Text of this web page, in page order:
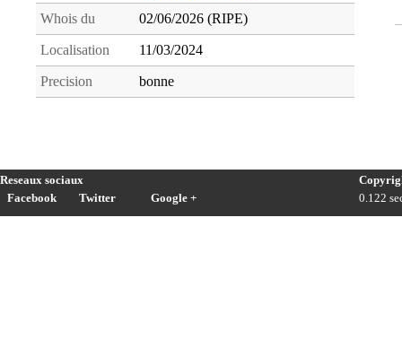
Whois du 02/06/2026 (RIPE)
Localisation 11/03/2024
Precision bonne
Reseaux sociaux
Facebook
Twitter Google +
0.122